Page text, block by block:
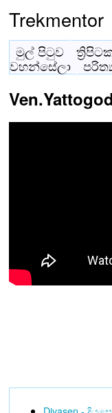
Trekmentor
මුල් පිටුව
වහන්සේලා